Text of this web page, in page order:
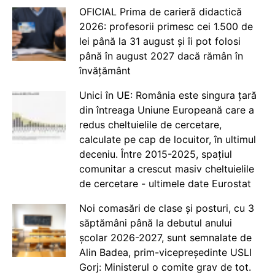
OFICIAL Prima de carieră didactică
2026: profesorii primesc cei 1.500 de
lei până la 31 august și îi pot folosi
până în august 2027 dacă rămân în
învățământ
Unici în UE: România este singura țară
din întreaga Uniune Europeană care a
redus cheltuielile de cercetare,
calculate pe cap de locuitor, în ultimul
deceniu. Între 2015-2025, spațiul
comunitar a crescut masiv cheltuielile
de cercetare - ultimele date Eurostat
Noi comasări de clase și posturi, cu 3
săptămâni până la debutul anului
școlar 2026-2027, sunt semnalate de
Alin Badea, prim-vicepreședinte USLI
Gorj: Ministerul o comite grav de tot.